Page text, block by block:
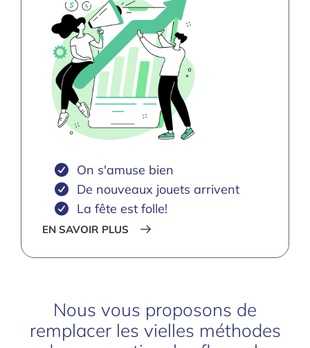
On s'amuse bien
De nouveaux jouets arrivent
La fête est folle!
EN SAVOIR PLUS
Nous vous proposons de
remplacer les vielles méthodes